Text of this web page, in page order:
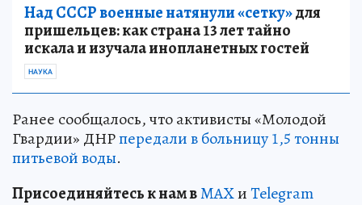
Над СССР военные натянули «сетку»для
пришельцев: как страна 13 лет тайно
искала и изучала инопланетных гостей
НАУКА
Ранее сообщалось, что активисты «Молодой
Гвардии» ДНРпередали в больницу 1,5 тонны
питьевой воды.
Присоединяйтесь к нам вMAXиTelegram